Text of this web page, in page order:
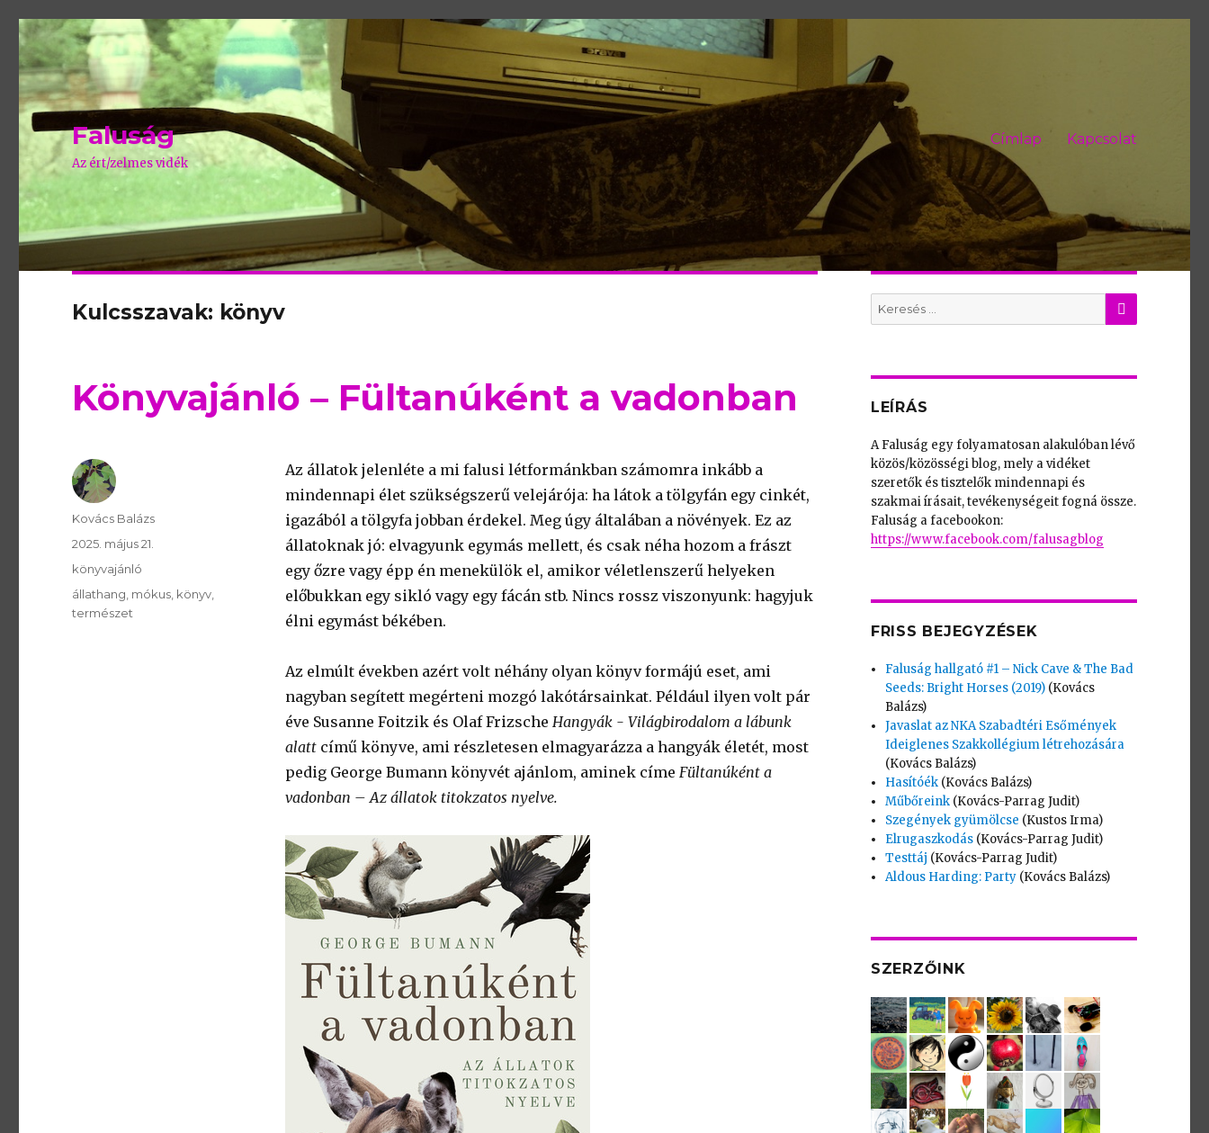
Faluság
Az ért/zelmes vidék
Címlap Kapcsolat
Kulcsszavak: könyv
Könyvajánló – Fültanúként a vadonban
Az állatok jelenléte a mi falusi létformánkban számomra inkább a
mindennapi élet szükségszerű velejárója: ha látok a tölgyfán egy cinkét,
igazából a tölgyfa jobban érdekel. Meg úgy általában a növények. Ez az
állatoknak jó: elvagyunk egymás mellett, és csak néha hozom a frászt
egy őzre vagy épp én menekülök el, amikor véletlenszerű helyeken
előbukkan egy sikló vagy egy fácán stb. Nincs rossz viszonyunk: hagyjuk
élni egymást békében.
Az elmúlt években azért volt néhány olyan könyv formájú eset, ami
nagyban segített megérteni mozgó lakótársainkat. Például ilyen volt pár
éve Susanne Foitzik és Olaf Frizsche Hangyák - Világbirodalom a lábunk
alattcímű könyve, ami részletesen elmagyarázza a hangyák életét, most
pedig George Bumann könyvét ajánlom, aminek címe Fültanúként a
vadonban – Az állatok titokzatos nyelve.
Szerző
Kovács Balázs
Publikálva
2025. május 21.
Témakör
könyvajánló
Kulcsszavak
állathang mókus könyv
természet
Search
for:
KERES
LEÍRÁS
A Faluság egy folyamatosan alakulóban lévő
közös/közösségi blog, mely a vidéket
szeretők és tisztelők mindennapi és
szakmai írásait, tevékenységeit fogná össze.
Faluság a facebookon:
https://www.facebook.com/falusagblog
FRISS BEJEGYZÉSEK
Faluság hallgató #1 – Nick Cave & The Bad
Seeds: Bright Horses (2019) (Kovács
Balázs)
Javaslat az NKA Szabadtéri Esőmények
Ideiglenes Szakkollégium létrehozására
(Kovács Balázs)
Hasítóék (Kovács Balázs)
Műbőreink (Kovács-Parrag Judit)
Szegények gyümölcse (Kustos Irma)
Elrugaszkodás (Kovács-Parrag Judit)
Testtáj (Kovács-Parrag Judit)
Aldous Harding: Party (Kovács Balázs)
SZERZŐINK